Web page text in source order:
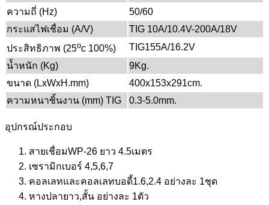
ความถี่ (Hz)
50/60
กระแสไฟเชื่อม (A/V)
TIG 10A/10.4V-200A/18V
ประสิทธิภาพ (25oc 100%)
TIG155A/16.2V
น้ำหนัก (Kg)
9Kg.
ขนาด (LxWxH.mm)
400x153x291cm.
ความหนาชิ้นงาน (mm) TIG
0.3-5.0mm.
อุปกรณ์ประกอบ
สายเชื่อมWP-26 ยาว 4.5เมตร
เซรามิกเบอร์ 4,5,6,7
คอลเลทและคอลเลทบอดี้1.6,2.4 อย่างละ 1ชุด
หางปลายาว,สั้น อย่างละ 1ตัว